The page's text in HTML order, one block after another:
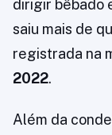
dirigir bêbado
saiu mais de
registrada na
2022.
Além da